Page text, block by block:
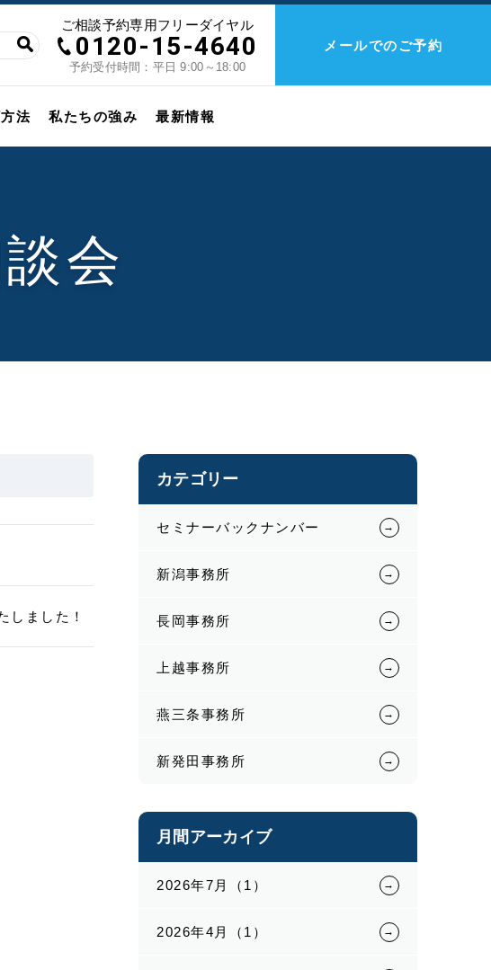
ご相談予約専用フリーダイヤル
0120-15-4640
予約受付時間：平日 9:00～18:00
メールでのご予約
法 私たちの強み 最新情報
会
ました！
カテゴリー
セミナーバックナンバー
新潟事務所
長岡事務所
上越事務所
燕三条事務所
新発田事務所
月間アーカイブ
2026年7月（1）
2026年4月（1）